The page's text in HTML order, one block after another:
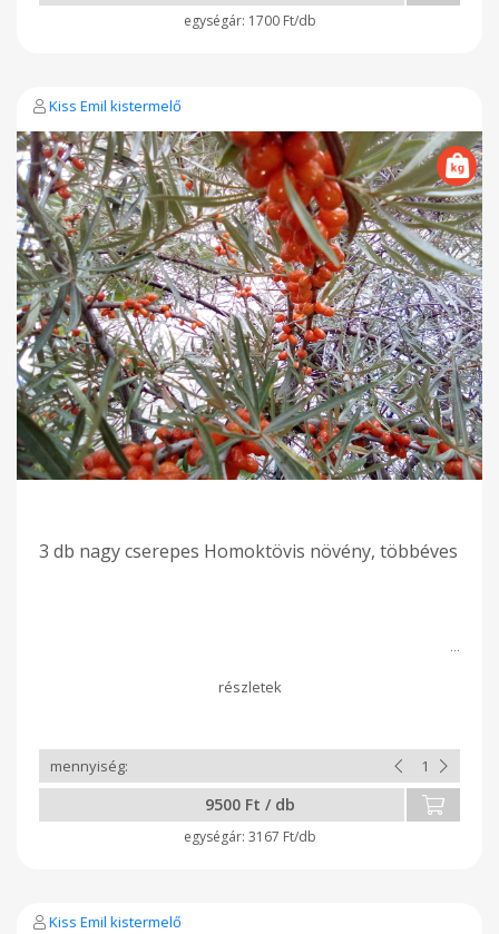
1700 Ft/db
Kiss Emil kistermelő
3 db nagy cserepes Homoktövis növény, többéves
9500 Ft / db
3167 Ft/db
Kiss Emil kistermelő